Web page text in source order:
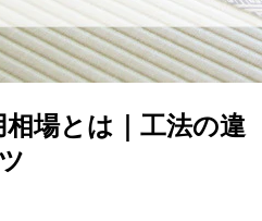
場とは｜工法の違